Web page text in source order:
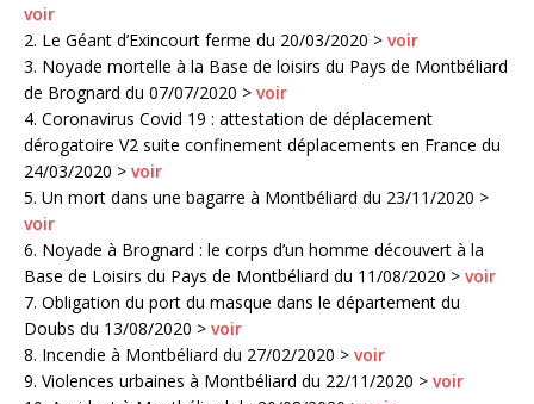
voir
2. Le Géant d’Exincourt ferme du 20/03/2020 > voir
3. Noyade mortelle à la Base de loisirs du Pays de Montbéliard
de Brognard du 07/07/2020 > voir
4. Coronavirus Covid 19 : attestation de déplacement
dérogatoire V2 suite confinement déplacements en France du
24/03/2020 > voir
5. Un mort dans une bagarre à Montbéliard du 23/11/2020 >
voir
6. Noyade à Brognard : le corps d’un homme découvert à la
Base de Loisirs du Pays de Montbéliard du 11/08/2020 > voir
7. Obligation du port du masque dans le département du
Doubs du 13/08/2020 > voir
8. Incendie à Montbéliard du 27/02/2020 > voir
9. Violences urbaines à Montbéliard du 22/11/2020 > voir